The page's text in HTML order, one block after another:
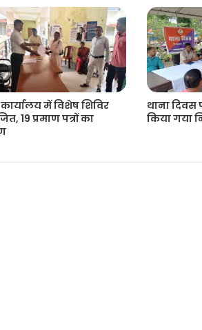
में विशेष शिविर
19 प्रमाण पत्रों का
थाना दिवस
किया गया